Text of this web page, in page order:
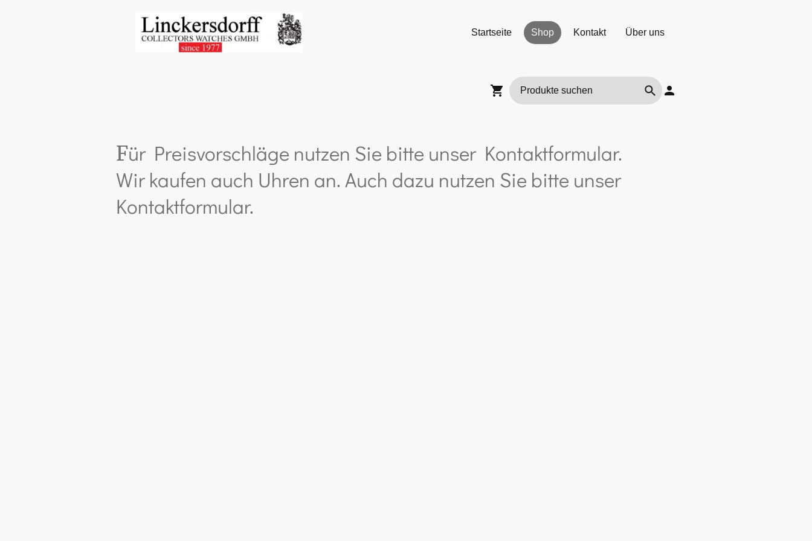
Startseite Shop Kontakt Über uns
Für Preisvorschläge nutzen Sie bitte unser Kontaktformular.
Wir kaufen auch Uhren an. Auch dazu nutzen Sie bitte unser
Kontaktformular.